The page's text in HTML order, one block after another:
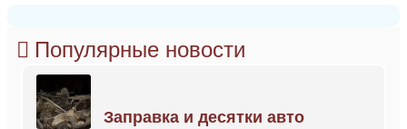
Популярные новости
Заправка и десятки авто